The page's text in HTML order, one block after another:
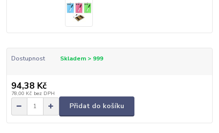
Dostupnost Skladem > 999
94,38 Kč
78,00 Kč bez DPH
Přidat do košíku